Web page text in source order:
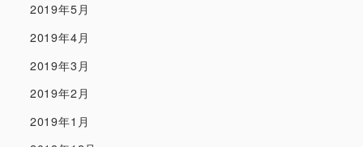
2019年5月
2019年4月
2019年3月
2019年2月
2019年1月